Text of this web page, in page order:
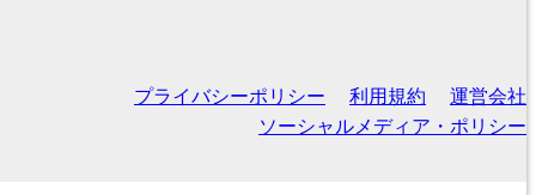
プライバシーポリシー 利用規約
運営会社
ソーシャルメディア・ポリシー